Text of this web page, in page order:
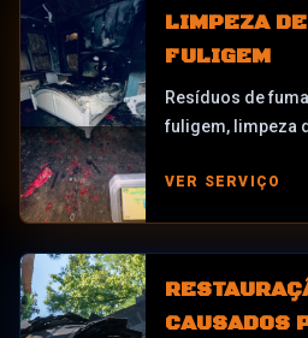
LIMPEZA
FULIGEM
Resíduos de
fuligem, limpeza
filtragem de ar e
VER SERVIÇO
CAUSADOS